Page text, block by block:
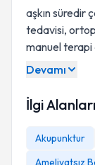
aşkın süredir
tedavisi,
manuel terapi
Devamı
İlgi Alanları
Akupunktur
Ameliyatsız